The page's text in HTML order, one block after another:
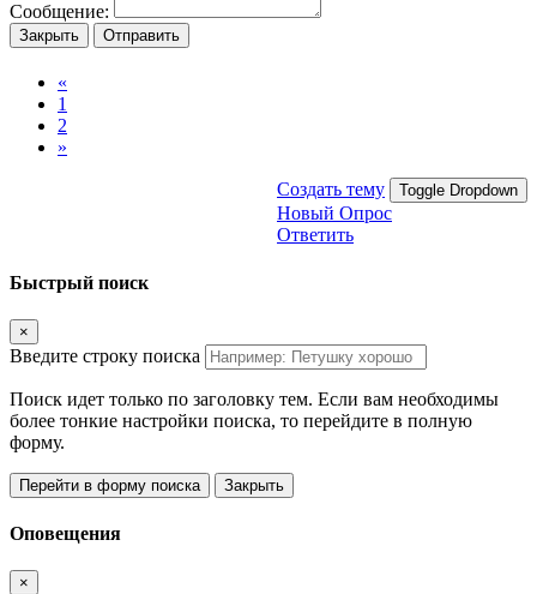
Сообщение:
Закрыть Отправить
«
1
2
»
Создать тему Toggle Dropdown
Новый Опрос
Ответить
Быстрый поиск
×
Введите строку поиска
Поиск идет только по заголовку тем. Если вам необходимы
более тонкие настройки поиска, то перейдите в полную
форму.
Перейти в форму поиска Закрыть
Оповещения
×